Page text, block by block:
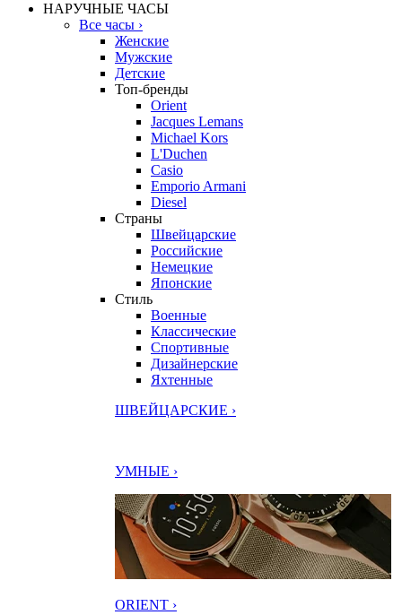
НАРУЧНЫЕ ЧАСЫ
Все часы ›
Женские
Мужские
Детские
Топ-бренды
Orient
Jacques Lemans
Michael Kors
L'Duchen
Casio
Emporio Armani
Diesel
Страны
Швейцарские
Российские
Немецкие
Японские
Стиль
Военные
Классические
Спортивные
Дизайнерские
Яхтенные
ШВЕЙЦАРСКИЕ ›
УМНЫЕ ›
ORIENT ›